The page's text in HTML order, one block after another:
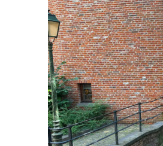
06 août 2026Consulter l'article
La police lance un
recherche après le
femme de 33 ans à